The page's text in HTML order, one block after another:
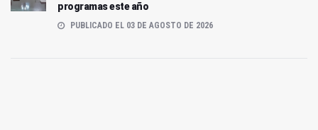
programas este año
PUBLICADO EL 03 DE AGOSTO DE 2026